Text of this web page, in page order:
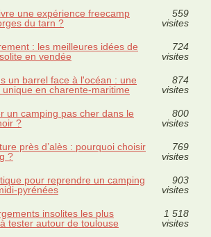
une expérience freecamp
du tarn ?
559
visites
: les meilleures idées de
en vendée
724
visites
un barrel face à l'océan : une
en charente-maritime
874
visites
un camping pas cher dans le
?
800
visites
près d’alès : pourquoi choisir
?
769
visites
pour reprendre un camping
pyrénées
903
visites
insolites les plus
tester autour de toulouse
1 518
visites